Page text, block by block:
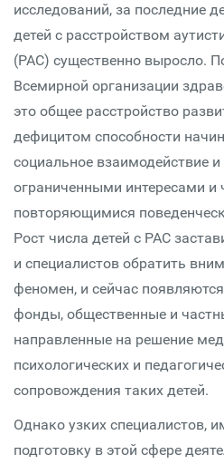
исследований, за последние
детей с расстройством
(РАС) существенно выросло.
Всемирной организации
это общее расстройство
дефицитом способности
социальное взаимодействие
ограниченными интересами и
повторяющимися
Рост числа детей с РАС
и специалистов обратить
феномен, и сейчас
фонды, общественные и
направленные на решение
психологических и
сопровождения таких детей.
Однако узких специалистов,
подготовку в этой сфере